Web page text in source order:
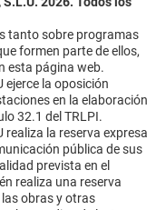
tanto sobre programas
formen parte de ellos,
esta página web.
ejerce la oposición
en la elaboración
32.1 del TRLPI.
realiza la reserva expresa
pública de sus
prevista en el
realiza una reserva
obras y otras